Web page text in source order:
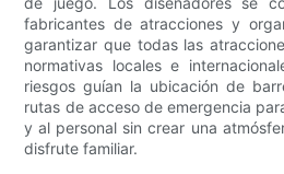
fabricantes de atracciones y
garantizar que todas las
normativas locales e
riesgos guían la ubicación de
rutas de acceso de emergencia
y al personal sin crear una
disfrute familiar.